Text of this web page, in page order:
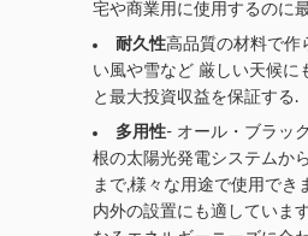
宅や商業用に使用するのに
耐久性高品質の材料で作
い風や雪など 厳しい天候に
と最大投資収益を保証する.
多用性- オール・ブラッ
根の太陽光発電システムか
まで,様々な用途で使用でき
内外の設置にも適していま